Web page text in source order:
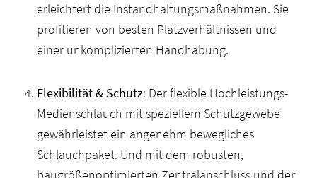
erleichtert die Instandhaltungsmaßnahmen. Sie
profitieren von besten Platzverhältnissen und
einer unkomplizierten Handhabung.
Flexibilität & Schutz: Der flexible Hochleistungs-
Medienschlauch mit speziellem Schutzgewebe
gewährleistet ein angenehm bewegliches
Schlauchpaket. Und mit dem robusten,